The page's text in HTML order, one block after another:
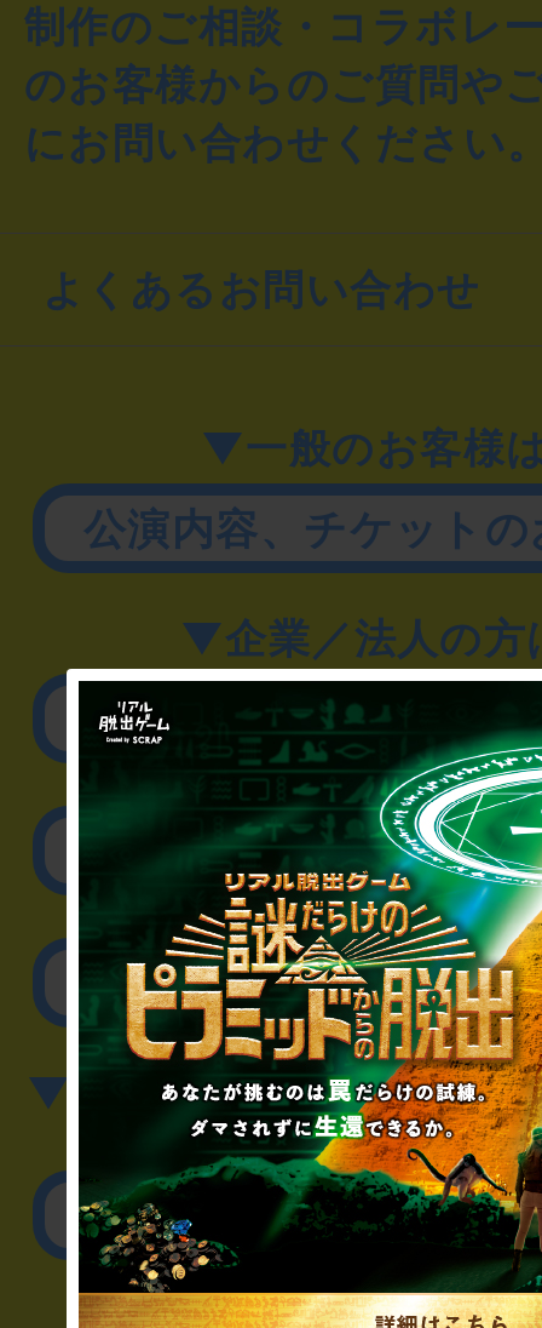
制作のご相談・コラボレ
のお客様からのご質問や
にお問い合わせください
よくあるお問い合わせ
▼一般のお客様
公演内容、チケット
▼企業／法人の方
リアル脱出ゲーム制作
取材に関するお
その他のご相談／
▼英語、中国語でのお問
English／